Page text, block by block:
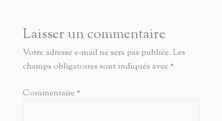
Laisser un commentaire
Votre adresse e-mail ne sera pas publiée. Les
champs obligatoires sont indiqués avec *
Commentaire *